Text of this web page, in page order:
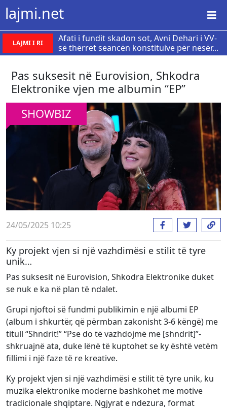
lajmi.net
LAJMI I RI
Afati i fundit skadon sot, Avni Dehari i VV-
së thërret seancën konstituive për nesër...
Pas suksesit në Eurovision, Shkodra
Elektronike vjen me albumin “EP”
SHOWBIZ
24/05/2025 10:25
Ky projekt vjen si një vazhdimësi e stilit të tyre
unik…
Pas suksesit në Eurovision, Shkodra Elektronike duket
se nuk e ka në plan të ndalet.
Grupi njoftoi së fundmi publikimin e një albumi EP
(album i shkurtër, që përmban zakonisht 3-6 këngë) me
titull “Shndrit!” “Pse do të vazhdojmë me [shndrit]”-
shkruajnë ata, duke lënë të kuptohet se ky është vetëm
fillimi i një faze të re kreative.
Ky projekt vjen si një vazhdimësi e stilit të tyre unik, ku
muzika elektronike moderne bashkohet me motive
tradicionale shqiptare. Ngjyrat e ndezura, format